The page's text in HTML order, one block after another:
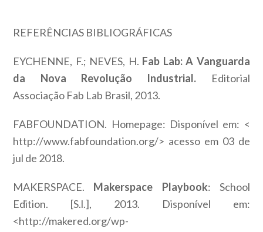
REFERÊNCIAS BIBLIOGRÁFICAS
EYCHENNE, F.; NEVES, H. Fab Lab: A Vanguarda
da Nova Revolução Industrial.
Editorial
Associação Fab Lab Brasil, 2013.
FABFOUNDATION. Homepage: Disponível em: <
http://www.fabfoundation.org/> acesso em 03 de
jul de 2018.
MAKERSPACE. Makerspace Playbook: School
Edition. [S.l.], 2013. Disponível em:
<http://makered.org/wp-